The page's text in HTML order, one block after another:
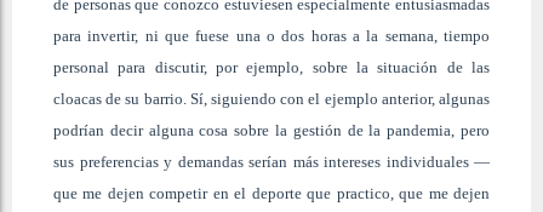
de personas que conozco estuviesen especialmente entusiasmadas
para invertir, ni que fuese una o dos horas a la semana, tiempo
personal para discutir, por ejemplo, sobre la situación de las
cloacas de su barrio. Sí, siguiendo con el ejemplo anterior, algunas
podrían decir alguna cosa sobre la gestión de la pandemia, pero
sus preferencias y demandas serían más intereses individuales —
que me dejen competir en el deporte que practico, que me dejen